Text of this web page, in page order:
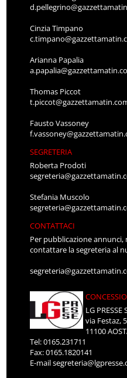
Cinzia Timpano
Arianna Papalia
Thomas Piccot
Fausto Vassoney
SEGRETERIA
Roberta Prodoti
Stefania Muscolo
CONTATTACI
Per pubblicazione
contattare la segreteria al
LG PRESSE
via Festaz,
11100
Tel: 0165.231711
Fax: 0165.1820141
E-mail